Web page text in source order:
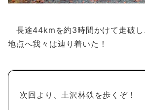
長途44kmを約3時間かけて走破し
地点へ我々は辿り着いた！
次回より、土沢林鉄を歩くぞ！